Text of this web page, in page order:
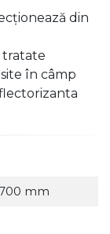
din
tratate
în câmp
mm